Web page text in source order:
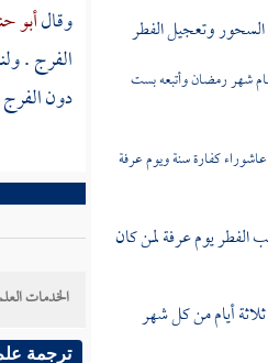
الفطر يوم عرفة لمن كان
أيام من كل شهر
وقالأبو
الفرج .
دون
الخدمات
ترجمة